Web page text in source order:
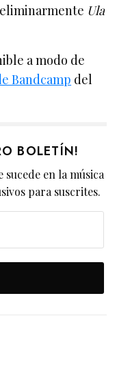
Ula
a modo de
Bandcamp del
BOLETÍN!
en la música
para suscrites.